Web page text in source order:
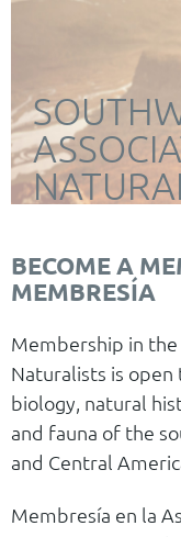
BECOME A
MEMBRESÍA
Membership in
Naturalists is
biology, natural
and fauna of the
and Central
Membresía en la